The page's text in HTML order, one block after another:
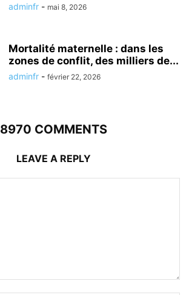
adminfr - mai 8, 2026
Mortalité maternelle : dans les
zones de conflit, des milliers de...
adminfr - février 22, 2026
8970 COMMENTS
LEAVE A REPLY